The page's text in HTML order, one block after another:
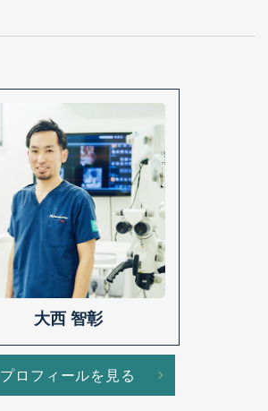
大西 智彰
プロフィールを見る